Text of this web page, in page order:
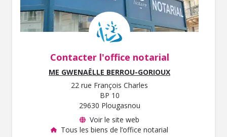
Contacter l'office notarial
ME GWENAËLLE BERROU-GORIOUX
22 rue François Charles
BP 10
29630 Plougasnou
Voir le site web
Tous les biens de l’office notarial